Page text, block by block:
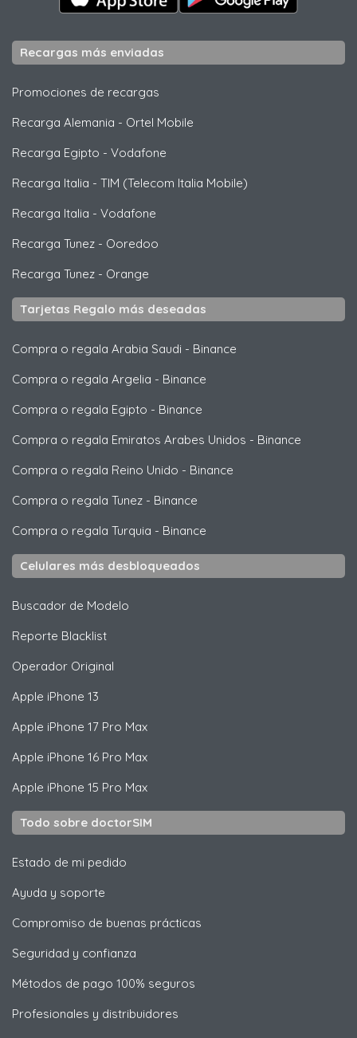
Recargas más enviadas
Promociones de recargas
Recarga Alemania - Ortel Mobile
Recarga Egipto - Vodafone
Recarga Italia - TIM (Telecom Italia Mobile)
Recarga Italia - Vodafone
Recarga Tunez - Ooredoo
Recarga Tunez - Orange
Tarjetas Regalo más deseadas
Compra o regala Arabia Saudi - Binance
Compra o regala Argelia - Binance
Compra o regala Egipto - Binance
Compra o regala Emiratos Arabes Unidos - Binance
Compra o regala Reino Unido - Binance
Compra o regala Tunez - Binance
Compra o regala Turquia - Binance
Celulares más desbloqueados
Buscador de Modelo
Reporte Blacklist
Operador Original
Apple iPhone 13
Apple iPhone 17 Pro Max
Apple iPhone 16 Pro Max
Apple iPhone 15 Pro Max
Todo sobre doctorSIM
Estado de mi pedido
Ayuda y soporte
Compromiso de buenas prácticas
Seguridad y confianza
Métodos de pago 100% seguros
Profesionales y distribuidores